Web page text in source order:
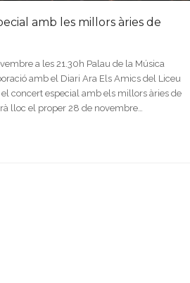
amb les millors àries de
a les 21.30h Palau de la Música
amb el Diari Ara Els Amics del Liceu
concert especial amb els millors àries de
lloc el proper 28 de novembre…